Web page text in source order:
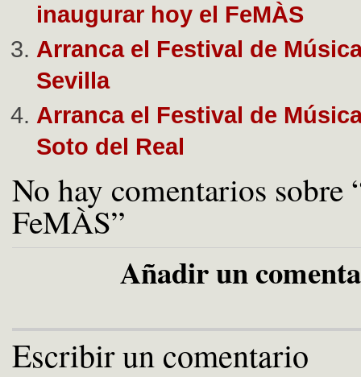
inaugurar hoy el FeMÀS
Arranca el Festival de
Sevilla
Arranca el Festival de
Soto del Real
No hay comentarios sobre
FeMÀS”
Añadir un
Escribir un comentario